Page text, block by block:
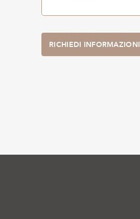
RICHIEDI INFORMAZIONI